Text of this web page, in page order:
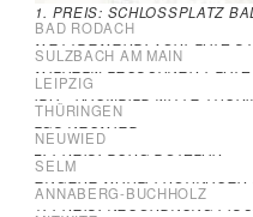
1. PREIS: SCHLOSSPLATZ
BAD RODACH
WETTBEWERB: VORPLATZ
SULZBACH AM MAIN
WILHELM-LEUSCHNER-PLATZ
LEIPZIG
IBA - RAUMBILD MITTE
THÜRINGEN
LGS NEUWIED
NEUWIED
2. PREIS: BURG BOTZLAR
SELM
ENGERE WAHL: FROHNAUER
ANNABERG-BUCHHOLZ
1. PREIS: NEUORDNUNG